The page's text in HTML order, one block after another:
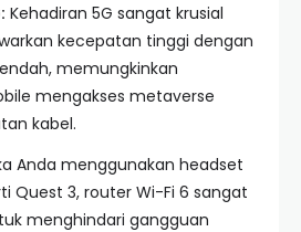
Kehadiran 5G sangat krusial
kecepatan tinggi dengan
memungkinkan
mengakses metaverse
kabel.
Anda menggunakan headset
Quest 3, router Wi-Fi 6 sangat
menghindari gangguan